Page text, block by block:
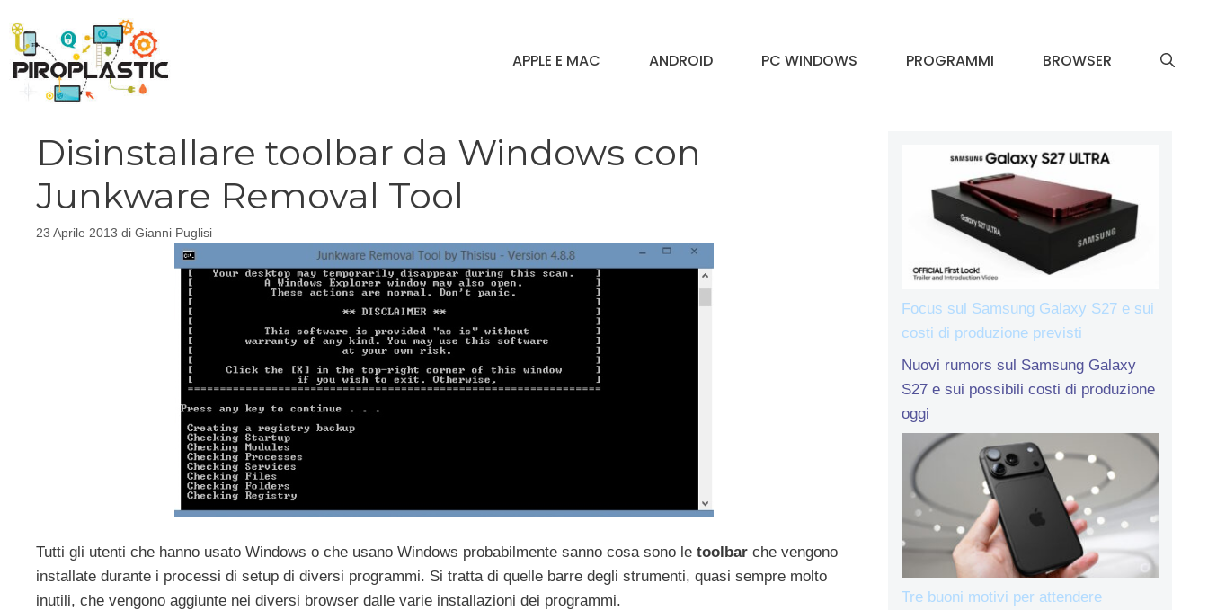
contenuto
APPLE E MAC ANDROID PC WINDOWS PROGRAMMI BROWSER
Disinstallare toolbar da Windows con
Junkware Removal Tool
23 Aprile 2013 di Gianni Puglisi
Tutti gli utenti che hanno usato Windows o che usano Windows probabilmente sanno cosa sono le toolbar che vengono
installate durante i processi di setup di diversi programmi. Si tratta di quelle barre degli strumenti, quasi sempre molto
inutili, che vengono aggiunte nei diversi browser dalle varie installazioni dei programmi.
Focus sul Samsung Galaxy S27 e sui
costi di produzione previsti
Nuovi rumors sul Samsung Galaxy
S27 e sui possibili costi di produzione
oggi
Tre buoni motivi per attendere